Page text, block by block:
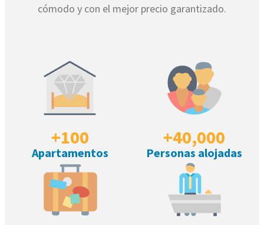
cómodo y con el mejor precio garantizado.
Apartamentos
+100
Personas alojadas
+40,000